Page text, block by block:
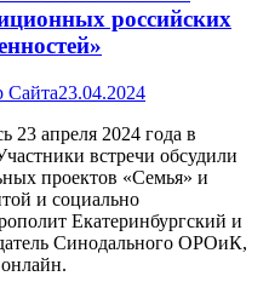
российских
Сайта23.04.2024
23 апреля 2024 года в
встречи обсудили
проектов «Семья» и
и социально
Екатеринбургский и
Синодального ОРОиК,